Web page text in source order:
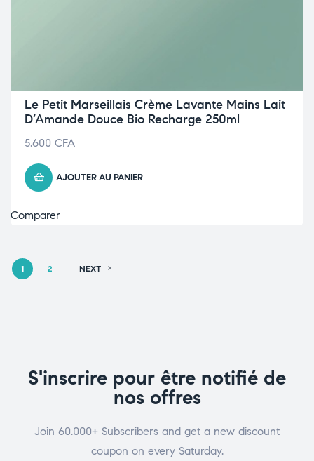
Le Petit Marseillais Crème Lavante Mains Lait
D’Amande Douce Bio Recharge 250ml
5.600 CFA
AJOUTER AU PANIER
Comparer
1 2 NEXT
S'inscrire pour être notifié de
nos offres
Join 60.000+ Subscribers and get a new discount
coupon on every Saturday.